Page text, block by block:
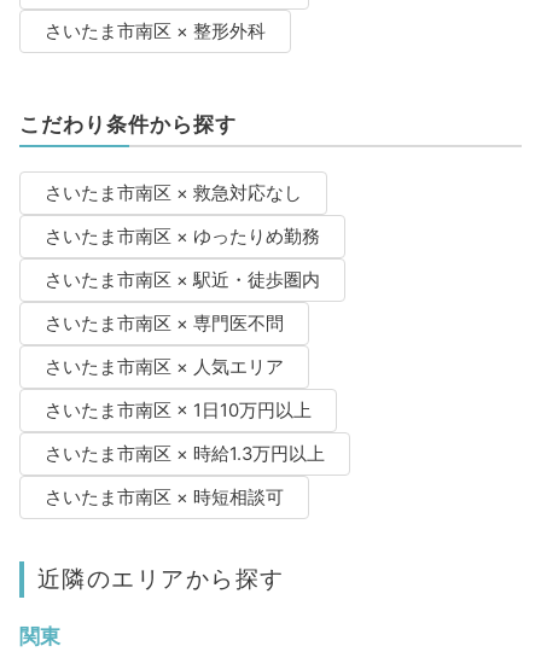
さいたま市南区 × 整形外科
こだわり条件から探す
さいたま市南区 × 救急対応なし
さいたま市南区 × ゆったりめ勤務
さいたま市南区 × 駅近・徒歩圏内
さいたま市南区 × 専門医不問
さいたま市南区 × 人気エリア
さいたま市南区 × 1日10万円以上
さいたま市南区 × 時給1.3万円以上
さいたま市南区 × 時短相談可
近隣のエリアから探す
関東